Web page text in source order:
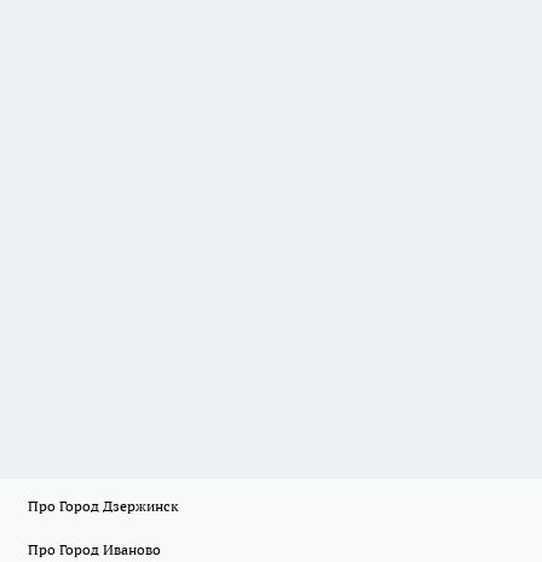
Про Город Дзержинск
Про Город Иваново